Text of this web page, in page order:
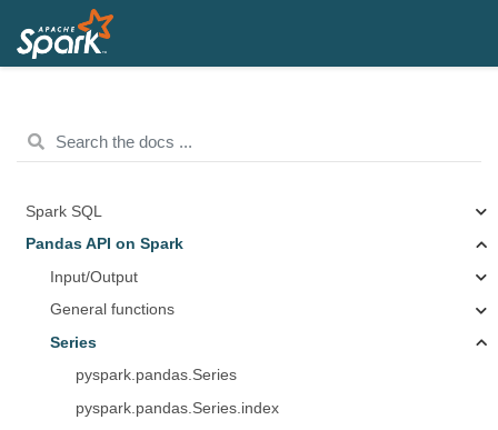
Spark SQL
Pandas API on Spark
Input/Output
General functions
Series
pyspark.pandas.Series
pyspark.pandas.Series.index